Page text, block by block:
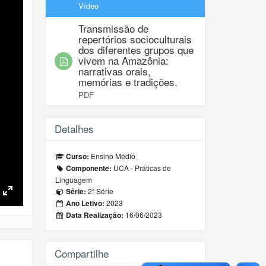
Fullscreen
Vídeo
Transmissão de
repertórios socioculturais
dos diferentes grupos que
vivem na Amazônia:
narrativas orais,
memórias e tradições.
PDF
Detalhes
Curso: Ensino Médio
Componente: UCA - Práticas de
Linguagem
Série: 2ª Série
Ano Letivo: 2023
Data Realização: 16/06/2023
Compartilhe